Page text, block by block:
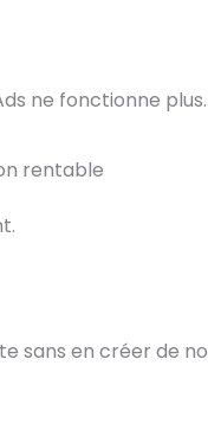
ne fonctionne plus.
rentable
sans en créer de